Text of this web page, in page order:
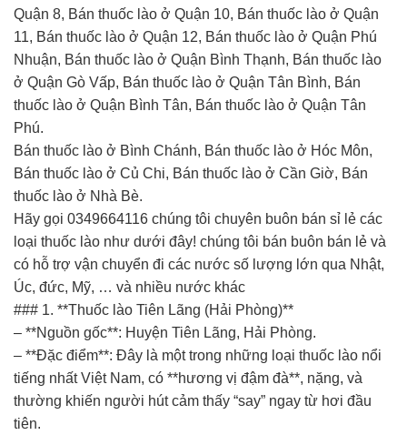
Quận 8, Bán thuốc lào ở Quận 10, Bán thuốc lào ở Quận
11, Bán thuốc lào ở Quận 12, Bán thuốc lào ở Quận Phú
Nhuận, Bán thuốc lào ở Quận Bình Thạnh, Bán thuốc lào
ở Quận Gò Vấp, Bán thuốc lào ở Quận Tân Bình, Bán
thuốc lào ở Quận Bình Tân, Bán thuốc lào ở Quận Tân
Phú.
Bán thuốc lào ở Bình Chánh, Bán thuốc lào ở Hóc Môn,
Bán thuốc lào ở Củ Chi, Bán thuốc lào ở Cần Giờ, Bán
thuốc lào ở Nhà Bè.
Hãy gọi 0349664116 chúng tôi chuyên buôn bán sỉ lẻ các
loại thuốc lào như dưới đây! chúng tôi bán buôn bán lẻ và
có hỗ trợ vận chuyển đi các nước số lượng lớn qua Nhật,
Úc, đức, Mỹ, … và nhiều nước khác
### 1. **Thuốc lào Tiên Lãng (Hải Phòng)**
– **Nguồn gốc**: Huyện Tiên Lãng, Hải Phòng.
– **Đặc điểm**: Đây là một trong những loại thuốc lào nổi
tiếng nhất Việt Nam, có **hương vị đậm đà**, nặng, và
thường khiến người hút cảm thấy “say” ngay từ hơi đầu
tiên.